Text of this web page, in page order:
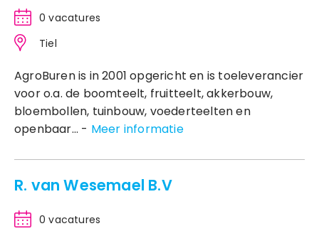
0 vacatures
Tiel
AgroBuren is in 2001 opgericht en is toeleverancier
voor o.a. de boomteelt, fruitteelt, akkerbouw,
bloembollen, tuinbouw, voederteelten en
openbaar... - Meer informatie
R. van Wesemael B.V
0 vacatures